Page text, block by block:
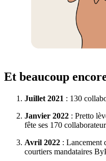
Et beaucoup
Juillet 2021 : 130
Janvier 2022 : Pretto
fête ses 170
Avril 2022 : Lancement
courtiers mandataires